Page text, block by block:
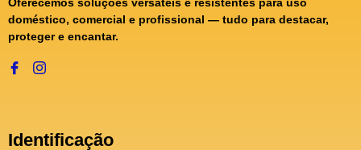
doméstico, comercial e profissional — tudo para destacar,
proteger e encantar.
Identificação